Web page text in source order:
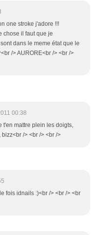
one stroke j'adore !!!
chose il faut que je
dans le meme état que le
/> AURORE<br /> <br />
00:38
t'en mattre plein les doigts,
/> <br /> <br />
fois idnails :)<br /> <br /> <br